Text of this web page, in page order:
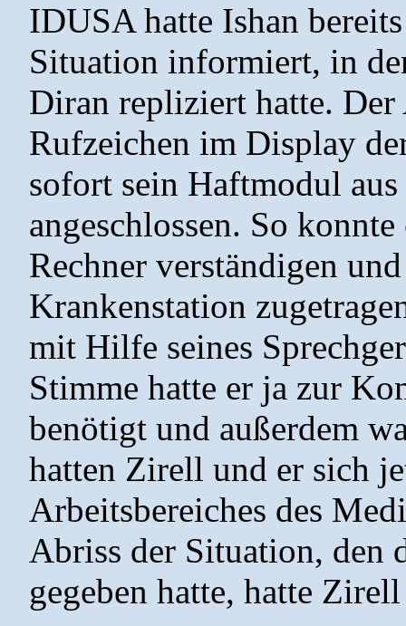
IDUSA hatte Ishan
Situation informiert, in
Diran repliziert hatte.
Rufzeichen im Display
sofort sein Haftmodul
angeschlossen. So
Rechner verständigen
Krankenstation
mit Hilfe seines
Stimme hatte er ja zur
benötigt und außerdem
hatten Zirell und er sich
Arbeitsbereiches des
Abriss der Situation, den
gegeben hatte, hatte